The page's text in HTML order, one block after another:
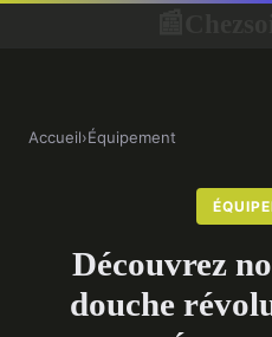
Accueil›Équipement
Découvrez
douche